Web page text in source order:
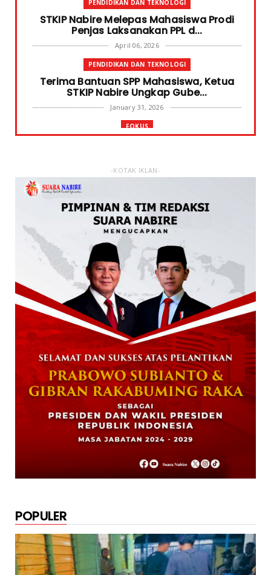
PENDIDIKAN DAN TEKNOLOGI
STKIP Nabire Melepas Mahasiswa Prodi
Penjas Laksanakan PPL d...
April 06, 2026
PENDIDIKAN DAN TEKNOLOGI
Terima Bantuan SPP Mahasiswa, Ketua
STKIP Nabire Ungkap Gube...
January 31, 2026
FOKUS
January 27, 2026
Data Masuk 44,16 Persen, Paslon Mesrha
Masih Unggul 63,32 Pe...
December 02, 2024
DAERAH
Paslon Wagi Unggul Sementara di Pilgub
Papua Tengah, Versi J...
December 02, 2024
NABIRE
Rayakan HUT TNI ke-79. Dandim 1705
Nabire Gandeng Pelaku UMK...
October 23, 2024
KRIMINAL
Polsek Uwapa Nabire Amankan Sepuluh
Karton Minuman Beralkoho...
October 20, 2024
-KOTAK IKLAN-
POPULER